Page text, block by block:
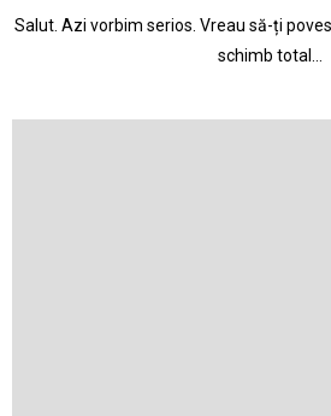
Salut. Azi vorbim serios. Vreau să-ți
schimb total…